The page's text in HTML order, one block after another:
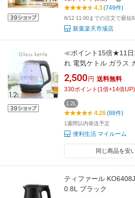
ッシュ 持ち運び 自動
認証済 誕生日プレゼン
4.3(749件)
8/12 11:00までの注文で最短
新葉楽天市場店
≪ポイント15倍★11
れ 電気ケトル ガラス
ル 1.2L 空焚き防止機
製 透明 コンパクト 一
ラック ホワイト HKG-
2,500 円 送料無料
330ポイント (1倍+14倍UP)
1.2L
4.26(88件)
1週間以内発送予定
便利生活 マイルーム
同じ商品を安
ティファール
0.8L ブラック